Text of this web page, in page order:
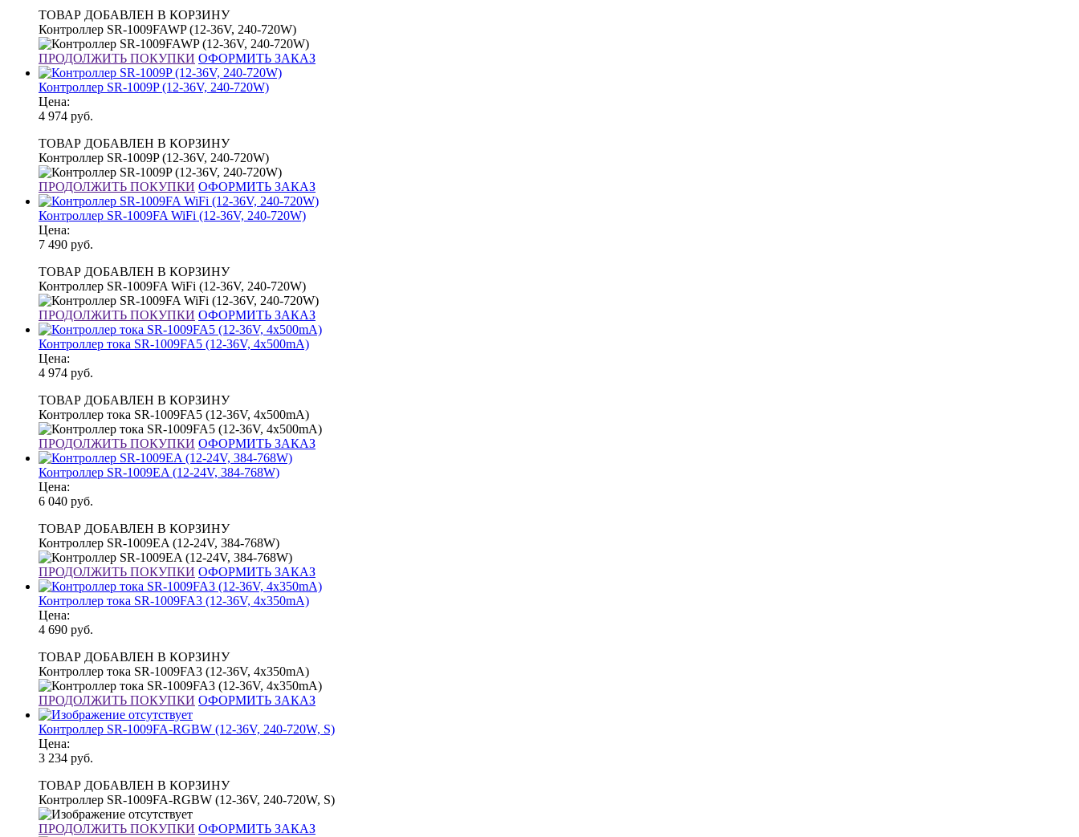
ТОВАР ДОБАВЛЕН В КОРЗИНУ
Контроллер SR-1009FAWP (12-36V, 240-720W)
ПРОДОЛЖИТЬ ПОКУПКИ ОФОРМИТЬ ЗАКАЗ
Контроллер SR-1009P (12-36V, 240-720W)
Цена:
4 974 руб.
ТОВАР ДОБАВЛЕН В КОРЗИНУ
Контроллер SR-1009P (12-36V, 240-720W)
ПРОДОЛЖИТЬ ПОКУПКИ ОФОРМИТЬ ЗАКАЗ
Контроллер SR-1009FA WiFi (12-36V, 240-720W)
Цена:
7 490 руб.
ТОВАР ДОБАВЛЕН В КОРЗИНУ
Контроллер SR-1009FA WiFi (12-36V, 240-720W)
ПРОДОЛЖИТЬ ПОКУПКИ ОФОРМИТЬ ЗАКАЗ
Контроллер тока SR-1009FA5 (12-36V, 4x500mA)
Цена:
4 974 руб.
ТОВАР ДОБАВЛЕН В КОРЗИНУ
Контроллер тока SR-1009FA5 (12-36V, 4x500mA)
ПРОДОЛЖИТЬ ПОКУПКИ ОФОРМИТЬ ЗАКАЗ
Контроллер SR-1009EA (12-24V, 384-768W)
Цена:
6 040 руб.
ТОВАР ДОБАВЛЕН В КОРЗИНУ
Контроллер SR-1009EA (12-24V, 384-768W)
ПРОДОЛЖИТЬ ПОКУПКИ ОФОРМИТЬ ЗАКАЗ
Контроллер тока SR-1009FA3 (12-36V, 4x350mA)
Цена:
4 690 руб.
ТОВАР ДОБАВЛЕН В КОРЗИНУ
Контроллер тока SR-1009FA3 (12-36V, 4x350mA)
ПРОДОЛЖИТЬ ПОКУПКИ ОФОРМИТЬ ЗАКАЗ
Контроллер SR-1009FA-RGBW (12-36V, 240-720W, S)
Цена:
3 234 руб.
ТОВАР ДОБАВЛЕН В КОРЗИНУ
Контроллер SR-1009FA-RGBW (12-36V, 240-720W, S)
ПРОДОЛЖИТЬ ПОКУПКИ ОФОРМИТЬ ЗАКАЗ